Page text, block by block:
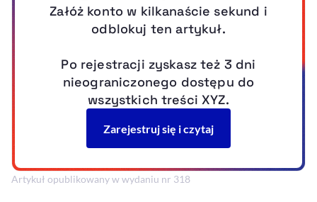
Artykuł opublikowany w wydaniu nr 318